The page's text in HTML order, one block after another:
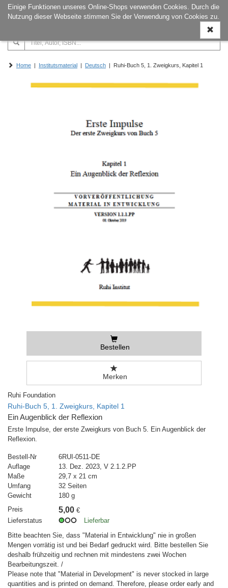
Einige Funktionen unseres Online-Shops verwenden Cookies. Durch die
Nutzung dieser Webseite stimmen Sie der Verwendung von Cookies zu.
ein-/
Home | Institutsmaterial | Deutsch | Ruhi-Buch 5, 1. Zweigkurs, Kapitel 1
Bestellen
Merken
Ruhi Foundation
Ruhi-Buch 5, 1. Zweigkurs, Kapitel 1
Ein Augenblick der Reflexion
Erste Impulse, der erste Zweigkurs von Buch 5. Ein Augenblick der
Reflexion.
Bestell-Nr
6RUI-0511-DE
Auflage
13. Dez. 2023, V 2.1.2.PP
Maße
29,7 x 21 cm
Umfang
32 Seiten
Gewicht
180 g
Preis
5,00 €
Lieferstatus
Lieferbar
Bitte beachten Sie, dass "Material in Entwicklung" nie in großen
Mengen vorrätig ist und bei Bedarf gedruckt wird. Bitte bestellen Sie
deshalb frühzeitig und rechnen mit mindestens zwei Wochen
Bearbeitungszeit. /
Please note that "Material in Development" is never stocked in large
quantities and is printed on demand. Therefore, please order early and